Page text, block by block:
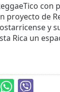
con
proyecto de
y
Rica un